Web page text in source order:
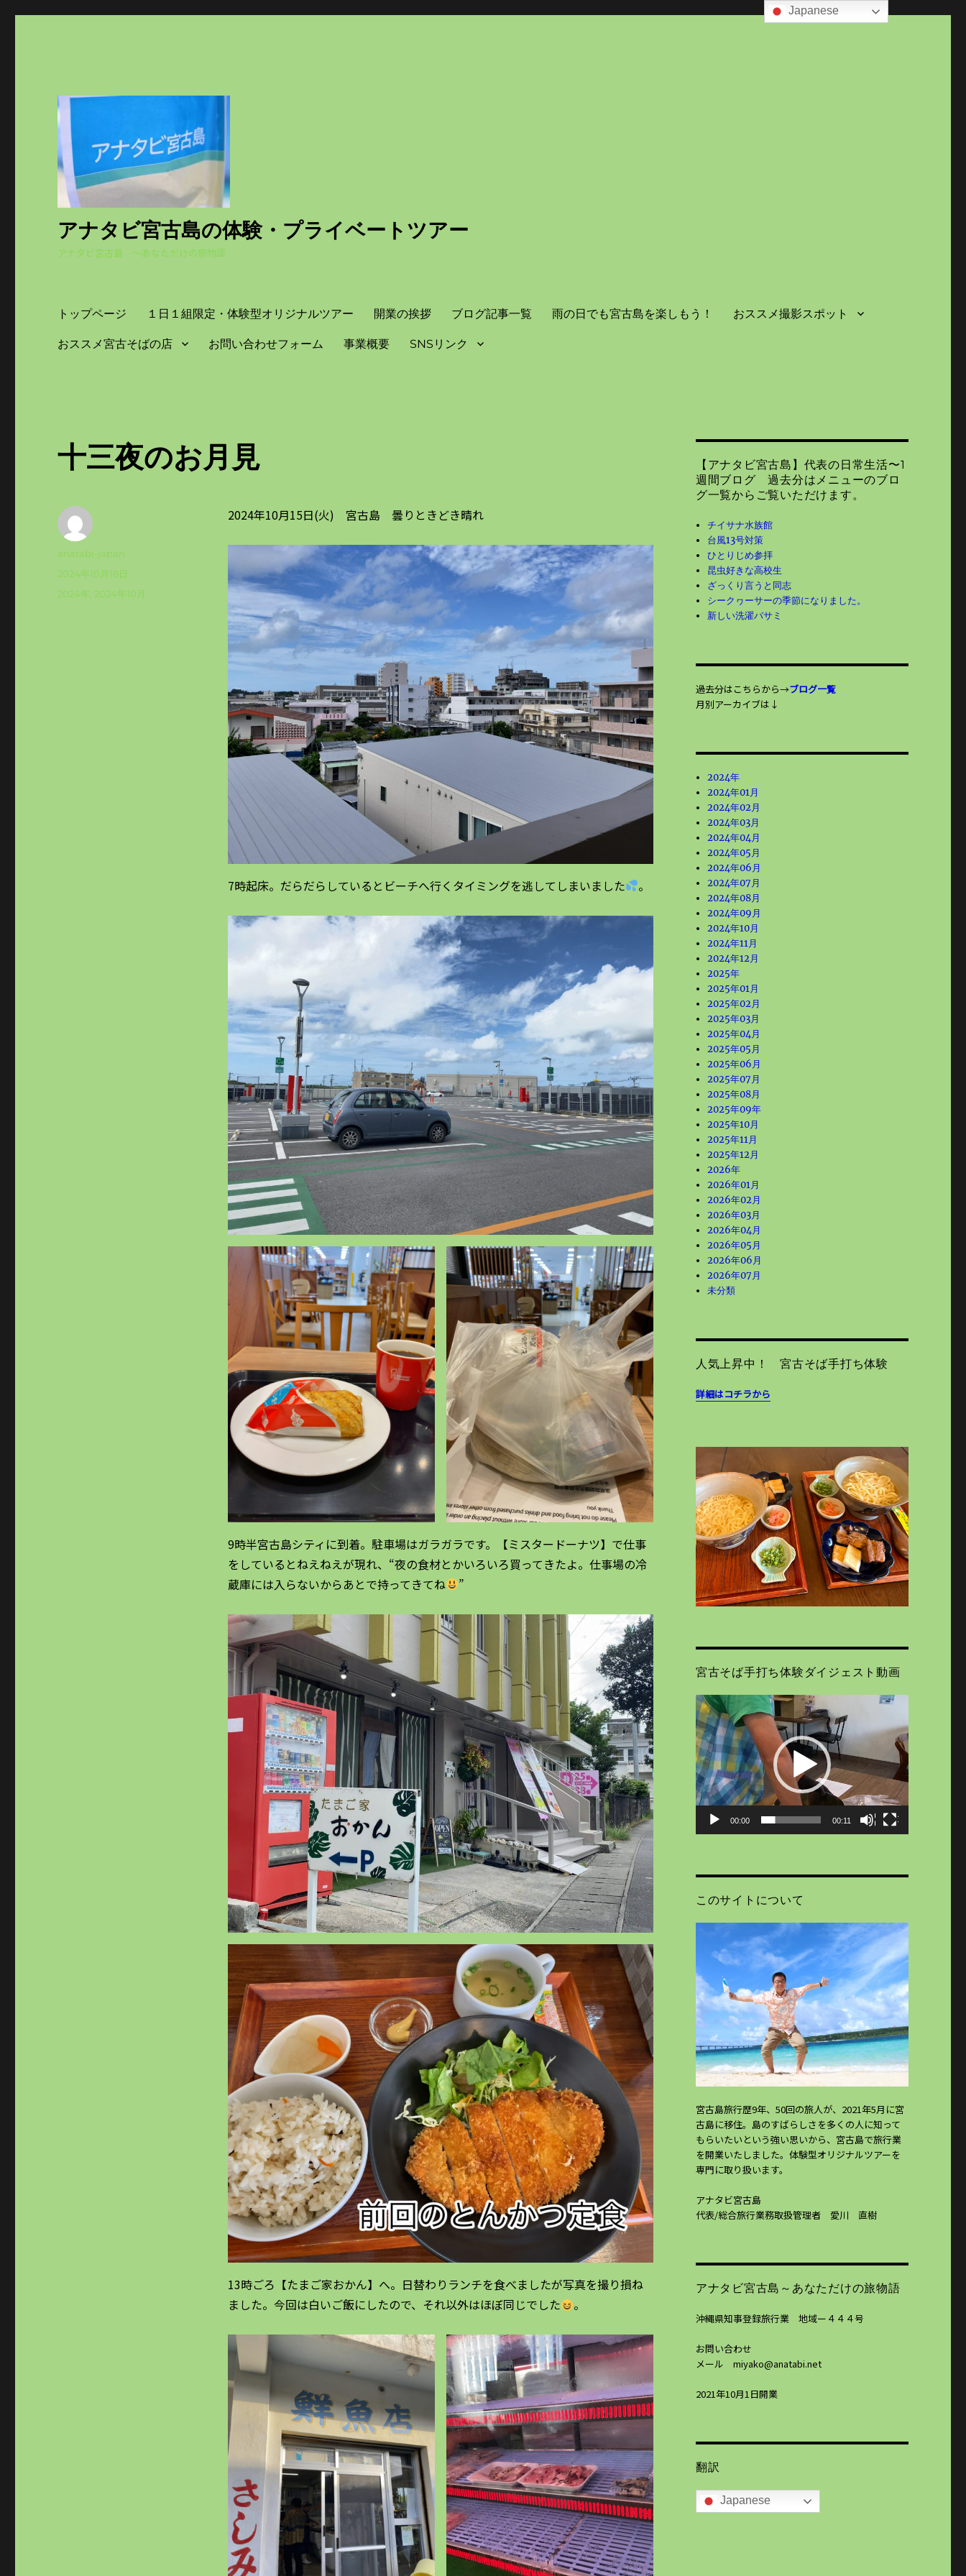
アナタビ宮古島の体験・プライベートツアー
アナタビ宮古島 ～あなただけの旅物語
トップページ １日１組限定・体験型オリジナルツアー 開業の挨拶 ブログ記事一覧 雨の日でも宮古島を楽しもう！ おススメ撮影スポット
おススメ宮古そばの店 お問い合わせフォーム 事業概要 SNSリンク
十三夜のお月見
2024年10月15日(火) 宮古島 曇りときどき晴れ
7時起床。だらだらしているとビーチへ行くタイミングを逃してしまいました 。
9時半宮古島シティに到着。駐車場はガラガラです。【ミスタードーナツ】で仕事
をしているとねえねえが現れ、“夜の食材とかいろいろ買ってきたよ。仕事場の冷
蔵庫には入らないからあとで持ってきてね
”
13時ごろ【たまご家おかん】へ。日替わりランチを食べましたが写真を撮り損ね
ました。今回は白いご飯にしたので、それ以外はほぼ同じでした
。
投
anatabi-japan
投
2024年10月16日
カ
2024年 2024年10月
【アナタビ宮古島】代表の日常生活〜1
週間ブログ 過去分はメニューのブロ
グ一覧からご覧いただけます。
チイサナ水族館
台風13号対策
ひとりじめ参拝
昆虫好きな高校生
ざっくり言うと同志
シークヮーサーの季節になりました。
新しい洗濯バサミ
過去分はこちらから→ブログ一覧
月別アーカイブは↓
2024年
2024年01月
2024年02月
2024年03月
2024年04月
2024年05月
2024年06月
2024年07月
2024年08月
2024年09月
2024年10月
2024年11月
2024年12月
2025年
2025年01月
2025年02月
2025年03月
2025年04月
2025年05月
2025年06月
2025年07月
2025年08月
2025年09年
2025年10月
2025年11月
2025年12月
2026年
2026年01月
2026年02月
2026年03月
2026年04月
2026年05月
2026年06月
2026年07月
未分類
人気上昇中！ 宮古そば手打ち体験
詳細はコチラから
宮古そば手打ち体験ダイジェスト動画
動
画
プ
レ
ー
ヤ
ー
00:00 00:11
このサイトについて
宮古島旅行歴9年、50回の旅人が、2021年5月に宮
古島に移住。島のすばらしさを多くの人に知って
もらいたいという強い思いから、宮古島で旅行業
を開業いたしました。体験型オリジナルツアーを
専門に取り扱います。
アナタビ宮古島
代表/総合旅行業務取扱管理者 愛川 直樹
アナタビ宮古島～あなただけの旅物語
沖縄県知事登録旅行業 地域ー４４４号
お問い合わせ
メール miyako@anatabi.net
2021年10月1日開業
翻訳
Japanese
Japanese